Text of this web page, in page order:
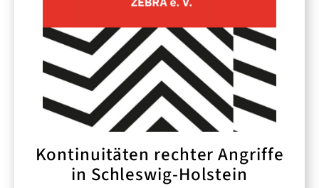
Kontinuitäten rechter Angriffe
in Schleswig-Holstein